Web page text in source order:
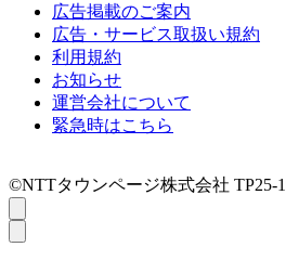
広告掲載のご案内
広告・サービス取扱い規約
利用規約
お知らせ
運営会社について
緊急時はこちら
©NTTタウンページ株式会社 TP25-